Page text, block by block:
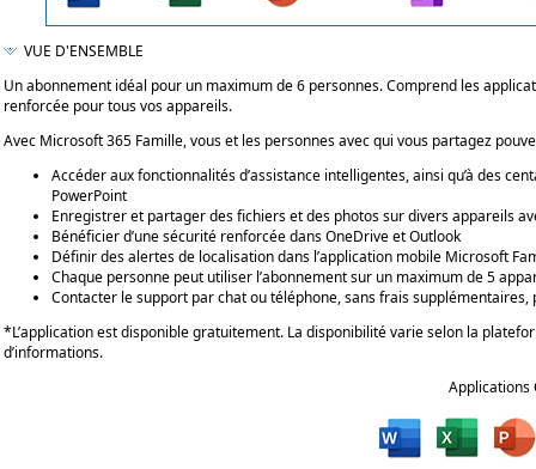
VUE D'ENSEMBLE
Un abonnement idéal pour un maximum de 6 personnes. Comprend les
renforcée pour tous vos appareils.
Avec Microsoft 365 Famille, vous et les personnes avec qui vous partagez
Accéder aux fonctionnalités d’assistance intelligentes, ainsi qu’à des
PowerPoint
Enregistrer et partager des fichiers et des photos sur divers appareils
Bénéficier d’une sécurité renforcée dans OneDrive et Outlook
Définir des alertes de localisation dans l’application mobile Microsoft
Chaque personne peut utiliser l’abonnement sur un maximum de 5
Contacter le support par chat ou téléphone, sans frais
*L’application est disponible gratuitement. La disponibilité varie selon la
d’informations.
Applications